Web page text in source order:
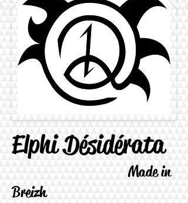
Elphi Désidérata
Made in
Breizh